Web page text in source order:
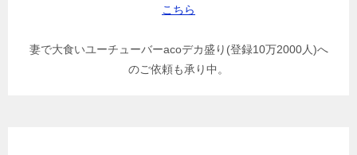
こちら
妻で大食いユーチューバーacoデカ盛り(登録10万2000人)へ
のご依頼も承り中。